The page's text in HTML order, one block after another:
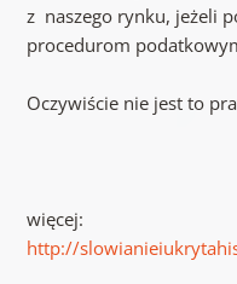
z naszego rynku, jeżeli
procedurom
Oczywiście nie jest to
więcej:
http://